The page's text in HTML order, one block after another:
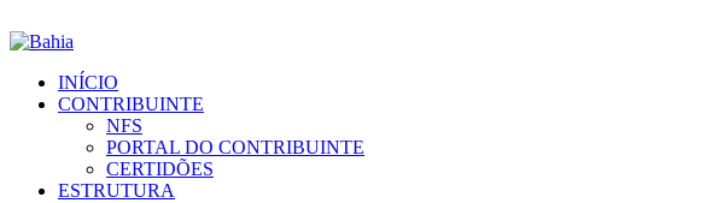
INÍCIO
CONTRIBUINTE
NFS
PORTAL DO CONTRIBUINTE
CERTIDÕES
ESTRUTURA